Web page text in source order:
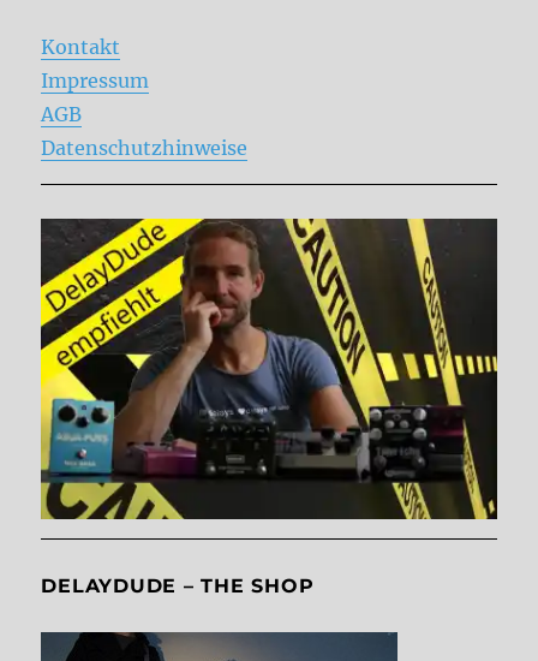
Kontakt
Impressum
AGB
Datenschutzhinweise
DELAYDUDE – THE SHOP